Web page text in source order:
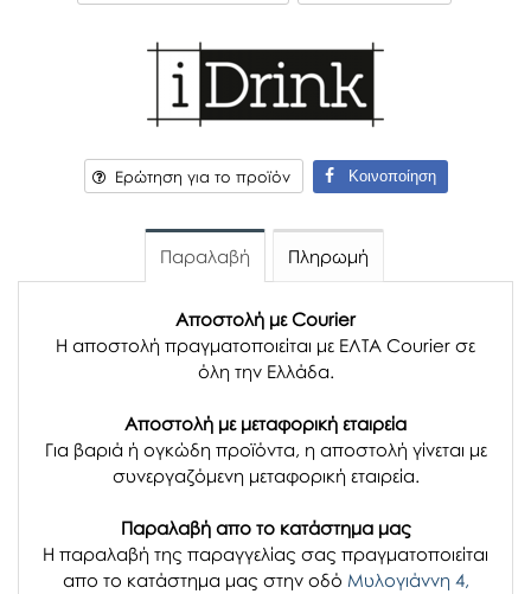
Ερώτηση για το προϊόν Κοινοποίηση
Παραλαβή Πληρωμή
Αποστολή με Courier
Η αποστολή πραγματοποιείται με ΕΛΤΑ Courier σε
όλη την Ελλάδα.
Αποστολή με μεταφορική εταιρεία
Για βαριά ή ογκώδη προϊόντα, η αποστολή γίνεται με
συνεργαζόμενη μεταφορική εταιρεία.
Παραλαβή απο το κατάστημα μας
H παραλαβή της παραγγελίας σας πραγματοποιείται
απο το κατάστημα μας στην οδό Μυλογιάννη 4,